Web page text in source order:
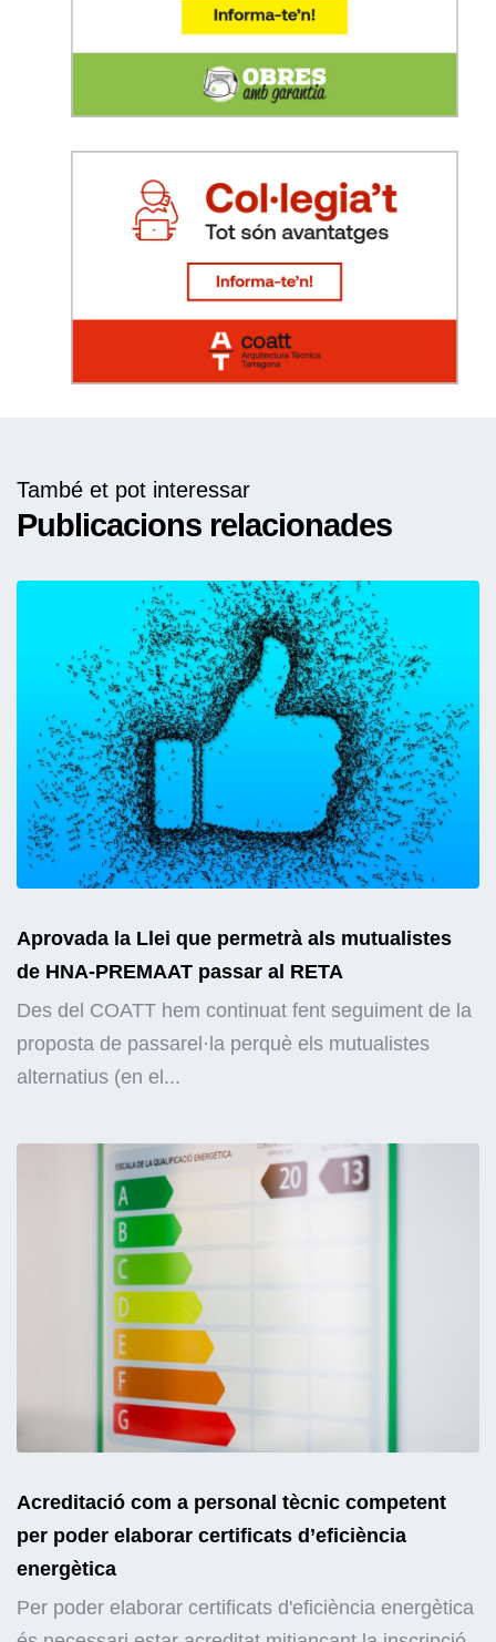
També et pot interessar
Publicacions relacionades
Aprovada la Llei que permetrà als mutualistes
de HNA-PREMAAT passar al RETA
Des del COATT hem continuat fent seguiment de la
proposta de passarel·la perquè els mutualistes
alternatius (en el...
Acreditació com a personal tècnic competent
per poder elaborar certificats d’eficiència
energètica
Per poder elaborar certificats d'eficiència energètica